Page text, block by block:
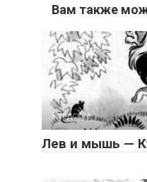
Вам также
Курдские
Лев и мышь —